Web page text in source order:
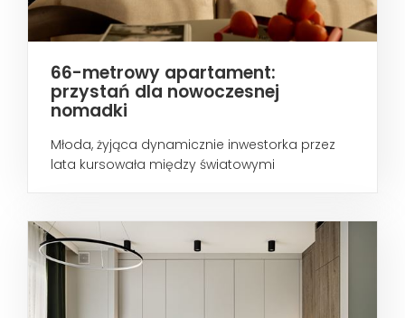
66-metrowy apartament:
przystań dla nowoczesnej
nomadki
Młoda, żyjąca dynamicznie inwestorka przez
lata kursowała między światowymi